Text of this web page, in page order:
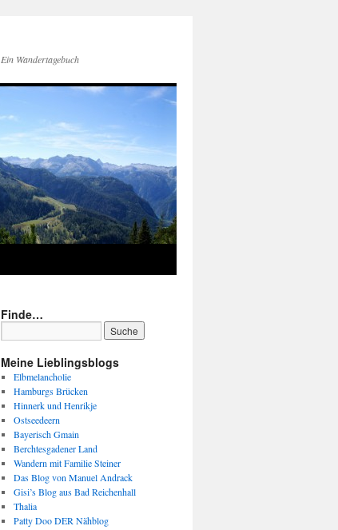
Ein Wandertagebuch
Finde…
Meine Lieblingsblogs
Elbmelancholie
Hamburgs Brücken
Hinnerk und Henrikje
Ostseedeern
Bayerisch Gmain
Berchtesgadener Land
Wandern mit Familie Steiner
Das Blog von Manuel Andrack
Gisi’s Blog aus Bad Reichenhall
Thalia
Patty Doo DER Nähblog